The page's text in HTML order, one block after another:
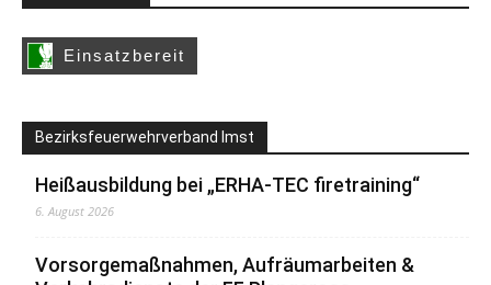
Bezirksfeuerwehrverband Imst
Heißausbildung bei „ERHA-TEC firetraining“
6. August 2026
Vorsorgemaßnahmen, Aufräumarbeiten &